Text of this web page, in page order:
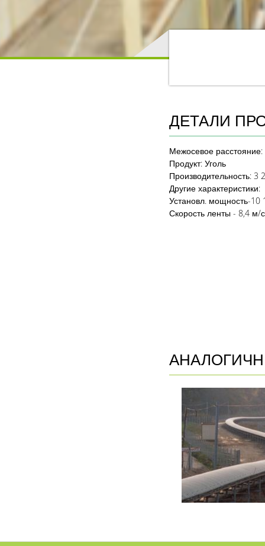
ДЕТАЛИ
Межосевое расстояние
Продукт: Уголь
Производительность: 3
Другие характеристики:
Установл. мощность-10
Скорость ленты - 8,4 м/с